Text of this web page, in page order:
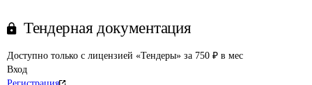
Тендерная документация
Доступно только с лицензией «Тендеры» за 750 ₽ в мес
Вход